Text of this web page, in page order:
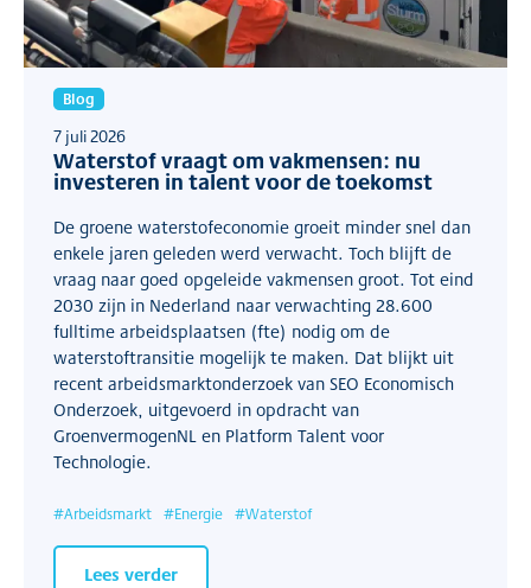
Blog
7 juli 2026
Waterstof vraagt om vakmensen: nu
investeren in talent voor de toekomst
De groene waterstofeconomie groeit minder snel dan
enkele jaren geleden werd verwacht. Toch blijft de
vraag naar goed opgeleide vakmensen groot. Tot eind
2030 zijn in Nederland naar verwachting 28.600
fulltime arbeidsplaatsen (fte) nodig om de
waterstoftransitie mogelijk te maken. Dat blijkt uit
recent arbeidsmarktonderzoek van SEO Economisch
Onderzoek, uitgevoerd in opdracht van
GroenvermogenNL en Platform Talent voor
Technologie.
#Arbeidsmarkt #Energie #Waterstof
Lees verder